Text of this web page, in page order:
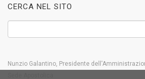
CERCA NEL SITO
Nunzio Galantino, Presidente